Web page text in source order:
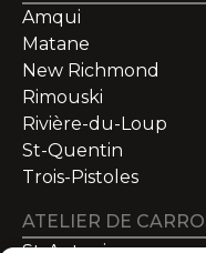
Amqui
Matane
New Richmond
Rimouski
Rivière-du-Loup
St-Quentin
Trois-Pistoles
ATELIER DE